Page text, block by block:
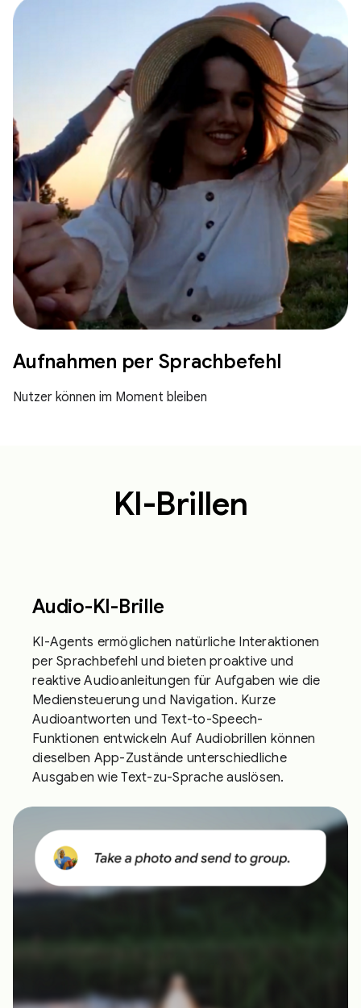
Aufnahmen per Sprachbefehl
Nutzer können im Moment bleiben
KI-Brillen
Audio-KI-Brille
KI-Agents ermöglichen natürliche Interaktionen
per Sprachbefehl und bieten proaktive und
reaktive Audioanleitungen für Aufgaben wie die
Mediensteuerung und Navigation. Kurze
Audioantworten und Text-to-Speech-
Funktionen entwickeln Auf Audiobrillen können
dieselben App-Zustände unterschiedliche
Ausgaben wie Text-zu-Sprache auslösen.